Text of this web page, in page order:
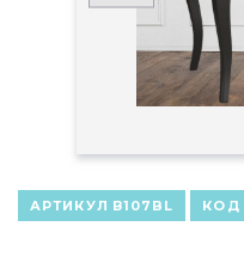
АРТИКУЛ В107BL КОД